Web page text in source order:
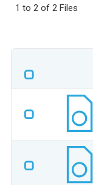
1 to 2 of 2 Files